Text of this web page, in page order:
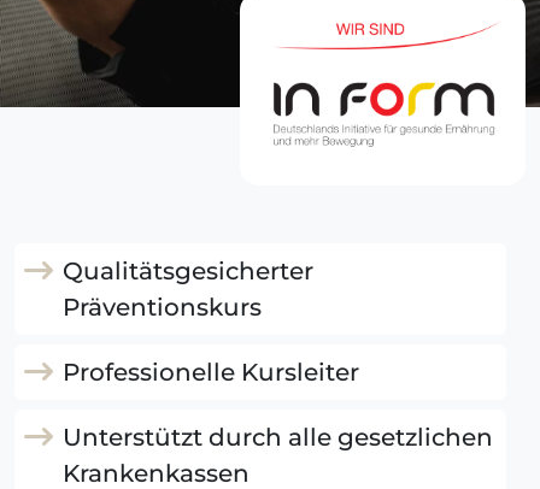
Qualitätsgesicherter
Präventionskurs
Professionelle Kursleiter
Unterstützt durch alle gesetzlichen
Krankenkassen